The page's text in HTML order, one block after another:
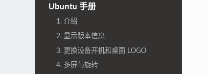
Ubuntu 手册
1. 介绍
2. 显示版本信息
3. 更换设备开机和桌面 LOGO
4. 多屏与旋转